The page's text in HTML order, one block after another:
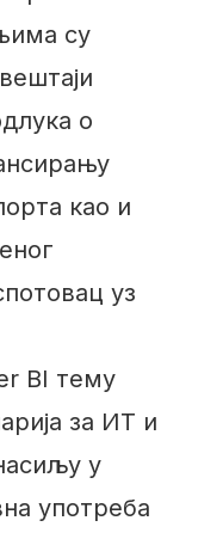
су
о
као и
уз
BI тему
за ИТ и
у
употреба